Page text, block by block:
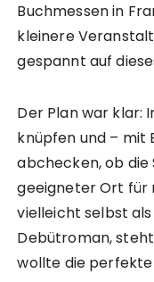
Buchmessen in
kleinere
gespannt auf
Der Plan war klar:
knüpfen und – mit
abchecken, ob
geeigneter Ort für
vielleicht selbst
Debütroman,
wollte die perfekte